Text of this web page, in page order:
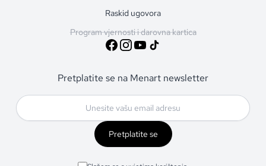
Raskid ugovora
Program vjernosti i darovna kartica
Pretplatite se na Menart newsletter
Pretplatite se